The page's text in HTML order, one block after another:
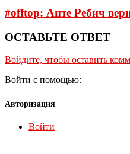
#offtop: Анте Ребич
ОСТАВЬТЕ ОТВЕТ
Войдите, чтобы оставить
Войти с помощью:
Авторизация
Войти